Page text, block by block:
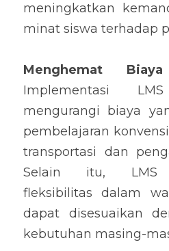
meningkatkan
minat siswa terhadap
Implementasi
mengurangi biaya
pembelajaran
transportasi dan
Selain itu, LMS
fleksibilitas dalam
dapat disesuaikan
kebutuhan masing-